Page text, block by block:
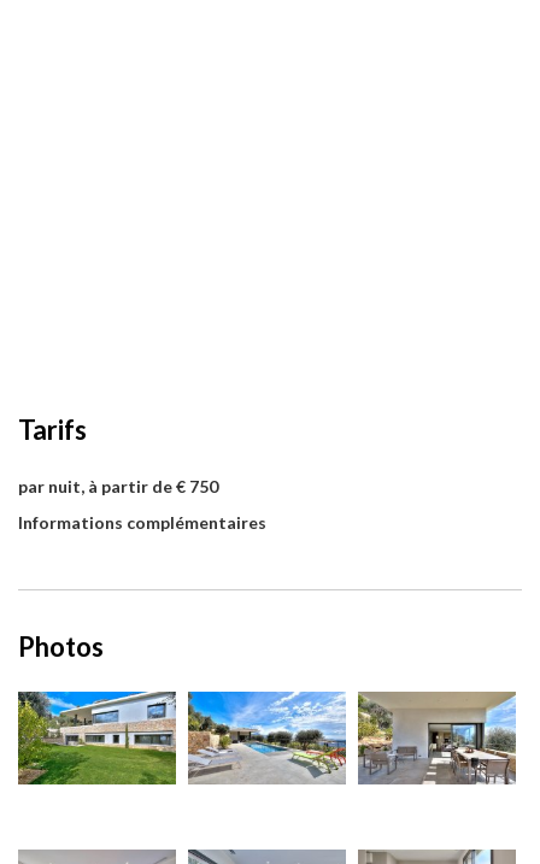
Tarifs
par nuit, à partir de € 750
Informations complémentaires
Photos